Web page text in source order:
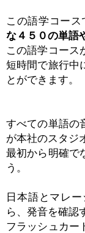
この語学コース
な４５０の単語
この語学コース
短時間で旅行中
とができます。
すべての単語の
が本社のスタジ
最初から明確で
う。
日本語とマレ
ら、発音を確認
フラッシュカー